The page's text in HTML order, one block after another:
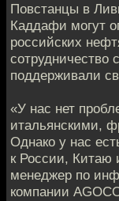
Повстанцы в
Каддафи могут
российских
сотрудничество
поддерживали
«У нас нет
итальянскими,
Однако у нас
к России, Китаю
менеджер по
компании